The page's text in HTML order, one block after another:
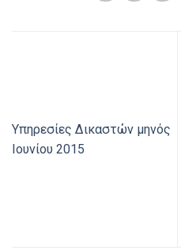
Υπηρεσίες Δικαστών μηνός
Ιουνίου 2015